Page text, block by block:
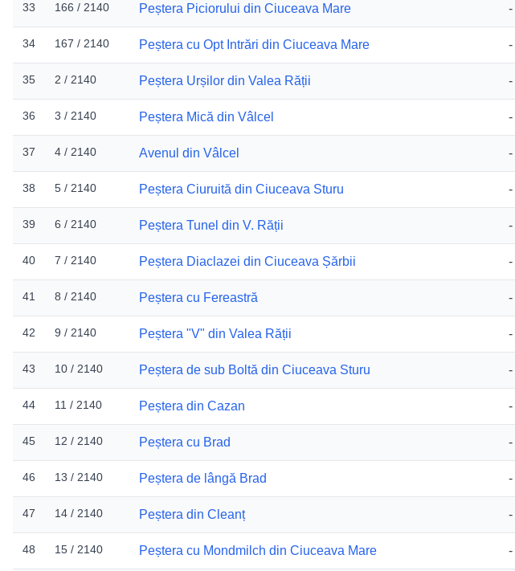
33 166 / 2140 Peștera Piciorului din Ciuceava Mare -
34 167 / 2140 Peștera cu Opt Intrări din Ciuceava Mare -
35 2 / 2140 Peștera Urșilor din Valea Rății -
36 3 / 2140 Peștera Mică din Vâlcel -
37 4 / 2140 Avenul din Vâlcel -
38 5 / 2140 Peștera Ciuruită din Ciuceava Sturu -
39 6 / 2140 Peștera Tunel din V. Rății -
40 7 / 2140 Peștera Diaclazei din Ciuceava Șărbii -
41 8 / 2140 Peștera cu Fereastră -
42 9 / 2140 Peștera "V" din Valea Rății -
43 10 / 2140 Peștera de sub Boltă din Ciuceava Sturu -
44 11 / 2140 Peștera din Cazan -
45 12 / 2140 Peștera cu Brad -
46 13 / 2140 Peștera de lângă Brad -
47 14 / 2140 Peștera din Cleanț -
48 15 / 2140 Peștera cu Mondmilch din Ciuceava Mare -